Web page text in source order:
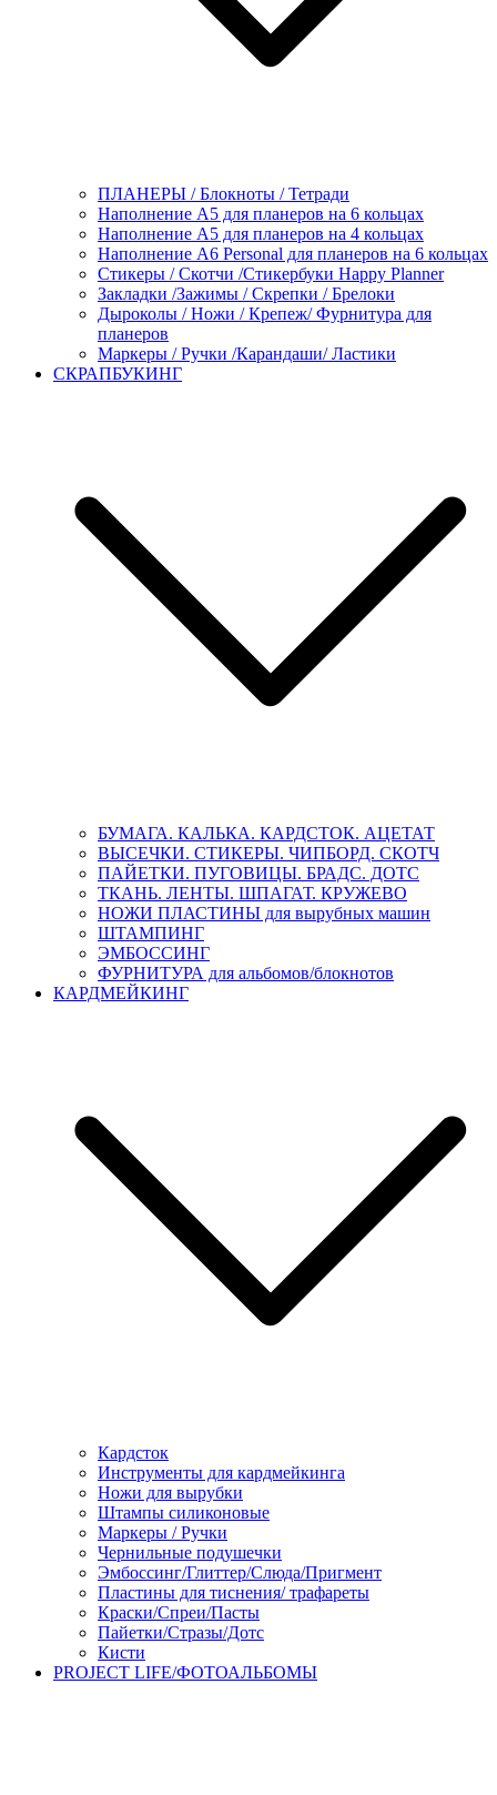
ПЛАНЕРЫ / Блокноты / Тетради
Наполнение А5 для планеров на 6 кольцах
Наполнение А5 для планеров на 4 кольцах
Наполнение А6 Personal для планеров на 6 кольцах
Стикеры / Скотчи /Стикербуки Happy Planner
Закладки /Зажимы / Скрепки / Брелоки
Дыроколы / Ножи / Крепеж/ Фурнитура для
планеров
Маркеры / Ручки /Карандаши/ Ластики
СКРАПБУКИНГ
БУМАГА. КАЛЬКА. КАРДСТОК. АЦЕТАТ
ВЫСЕЧКИ. СТИКЕРЫ. ЧИПБОРД. СКОТЧ
ПАЙЕТКИ. ПУГОВИЦЫ. БРАДС. ДОТС
ТКАНЬ. ЛЕНТЫ. ШПАГАТ. КРУЖЕВО
НОЖИ ПЛАСТИНЫ для вырубных машин
ШТАМПИНГ
ЭМБОССИНГ
ФУРНИТУРА для альбомов/блокнотов
КАРДМЕЙКИНГ
Кардсток
Инструменты для кардмейкинга
Ножи для вырубки
Штампы силиконовые
Маркеры / Ручки
Чернильные подушечки
Эмбоссинг/Глиттер/Слюда/Пригмент
Пластины для тиснения/ трафареты
Краски/Спреи/Пасты
Пайетки/Стразы/Дотс
Кисти
PROJECT LIFE/ФОТОАЛЬБОМЫ